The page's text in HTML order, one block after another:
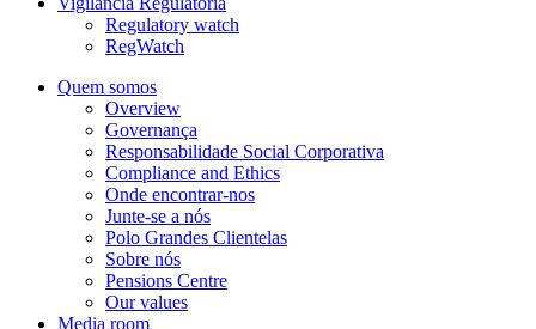
Regulatory watch
RegWatch
Quem somos
Overview
Governança
Responsabilidade Social Corporativa
Compliance and Ethics
Onde encontrar-nos
Junte-se a nós
Polo Grandes Clientelas
Sobre nós
Pensions Centre
Our values
Media room